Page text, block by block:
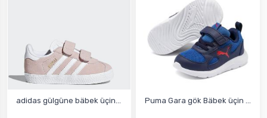
adidas gülgüne bäbek üçin... Puma Gara gök Bäbek üçin ...